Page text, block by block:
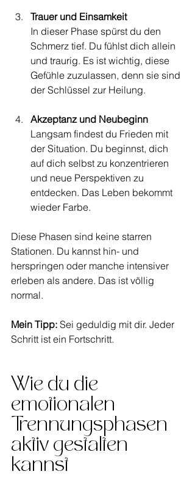
Trauer und Einsamkeit
In dieser Phase spürst du den
Schmerz tief. Du fühlst dich allein
und traurig. Es ist wichtig, diese
Gefühle zuzulassen, denn sie sind
der Schlüssel zur Heilung.
Akzeptanz und Neubeginn
Langsam findest du Frieden mit
der Situation. Du beginnst, dich
auf dich selbst zu konzentrieren
und neue Perspektiven zu
entdecken. Das Leben bekommt
wieder Farbe.
Diese Phasen sind keine starren
Stationen. Du kannst hin- und
herspringen oder manche intensiver
erleben als andere. Das ist völlig
normal.
Mein Tipp: Sei geduldig mit dir. Jeder
Schritt ist ein Fortschritt.
Wie du die
emotionalen
Trennungsphasen
aktiv gestalten
kannst